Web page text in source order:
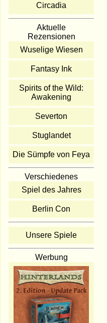
Circadia
Aktuelle
Rezensionen
Wuselige Wiesen
Fantasy Ink
Spirits of the Wild:
Awakening
Severton
Stuglandet
Die Sümpfe von Feya
Verschiedenes
Spiel des Jahres
Berlin Con
Unsere Spiele
Werbung